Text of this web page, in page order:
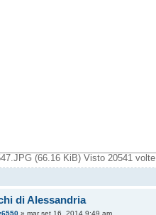
(66.16 KiB) Visto 20541 volte
di Alessandria
» mar set 16, 2014 9:49 am